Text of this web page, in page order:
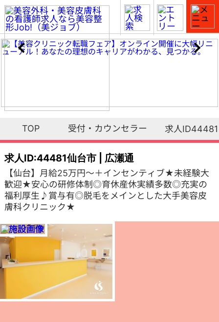
TOP 受付・カウンセラー 求人ID44481
求人ID:44481仙台市 | 広瀬通
【仙台】月給25万円～＋インセンティブ★未経験大
歓迎★安心の研修体制◎育休産休実績多数◎充実の
福利厚生♪賞与有◎脱毛をメインとした大手美容皮
膚科クリニック★